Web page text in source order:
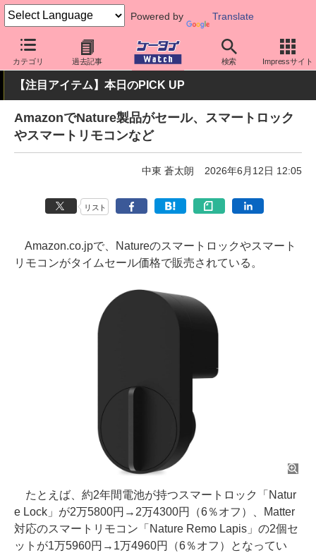
Powered by Translate
カテゴリ 過去記事 検索 Impressサイト
ケータイ Watch 周辺機器/アクセサリー
【注目アイテム】本日のPICK UP
AmazonでNature製品がセール、スマートロック
やスマートリモコンなど
中東 蒼太朗 2026年6月12日 12:05
リスト
Amazon.co.jpで、Natureのスマートロックやスマート
リモコンがタイムセール価格で販売されている。
たとえば、約2年間電池が持つスマートロック「Natur
e Lock」が2万5800円→2万4300円（6％オフ）、Matter
対応のスマートリモコン「Nature Remo Lapis」の2個セ
ットが1万5960円→1万4960円（6％オフ）となってい